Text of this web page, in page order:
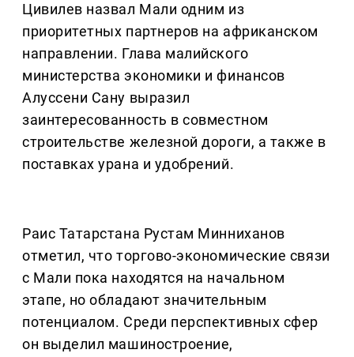
Цивилев назвал Мали одним из
приоритетных партнеров на африканском
направлении. Глава малийского
министерства экономики и финансов
Алуссени Сану выразил
заинтересованность в совместном
строительстве железной дороги, а также в
поставках урана и удобрений.
Раис Татарстана Рустам Минниханов
отметил, что торгово-экономические связи
с Мали пока находятся на начальном
этапе, но обладают значительным
потенциалом. Среди перспективных сфер
он выделил машиностроение,